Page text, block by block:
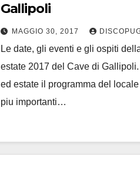
Gallipoli
MAGGIO 30, 2017
Le date, gli eventi e gli ospiti
estate 2017 del Cave di
ed estate il programma del
piu importanti…